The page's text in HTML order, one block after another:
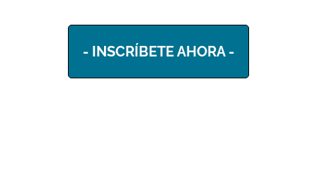
- INSCRÍBETE AHORA -